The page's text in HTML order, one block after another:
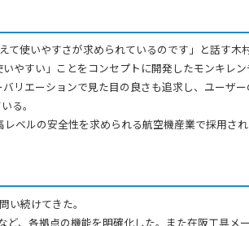
て使いやすさが求められているのです」と話す木
やすい」ことをコンセプトに開発したモンキレン
リエーションで見た目の良さも追求し、ユーザー
る。
ベルの安全性を求められる航空機産業で採用さ
続けてきた。
、各拠点の機能を明確化した。また在阪工具メ